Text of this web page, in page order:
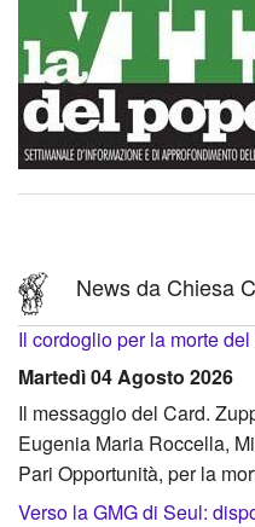
News da Chiesa
Il cordoglio per la morte
Martedì 04 Agosto 2026
Il messaggio del Card.
Eugenia Maria Roccella,
Pari Opportunità, per la
Verso la GMG di Seul: